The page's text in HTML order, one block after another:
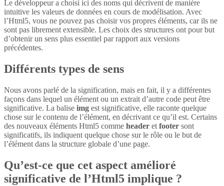
Le développeur a choisi ici des noms qui décrivent de manière
intuitive les valeurs de données en cours de modélisation. Avec
l’Html5, vous ne pouvez pas choisir vos propres éléments, car ils ne
sont pas librement extensible. Les choix des structures ont pour but
d’obtenir un sens plus essentiel par rapport aux versions
précédentes.
Différents types de sens
Nous avons parlé de la signification, mais en fait, il y a différentes
façons dans lequel un élément ou un extrait d’autre code peut être
significative. La balise img est significative, elle raconte quelque
chose sur le contenu de l’élément, en décrivant ce qu’il est. Certains
des nouveaux éléments Html5 comme header et footer sont
significatifs, ils indiquent quelque chose sur le rôle ou le but de
l’élément dans la structure globale d’une page.
Qu’est-ce que cet aspect amélioré
significative de l’Html5 implique ?